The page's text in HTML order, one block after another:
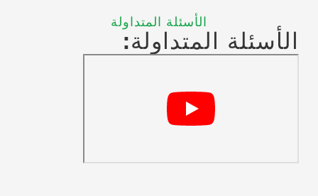
الأسئلة المتداولة
الأسئلة المتداولة: